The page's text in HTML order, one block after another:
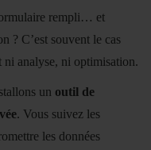
rempli… et
? C’est souvent le cas
ni analyse, ni optimisation.
un outil de
. Vous suivez les
les données